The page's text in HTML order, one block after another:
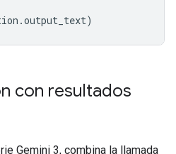
.output_text)
con resultados
Gemini 3, combina la llamada